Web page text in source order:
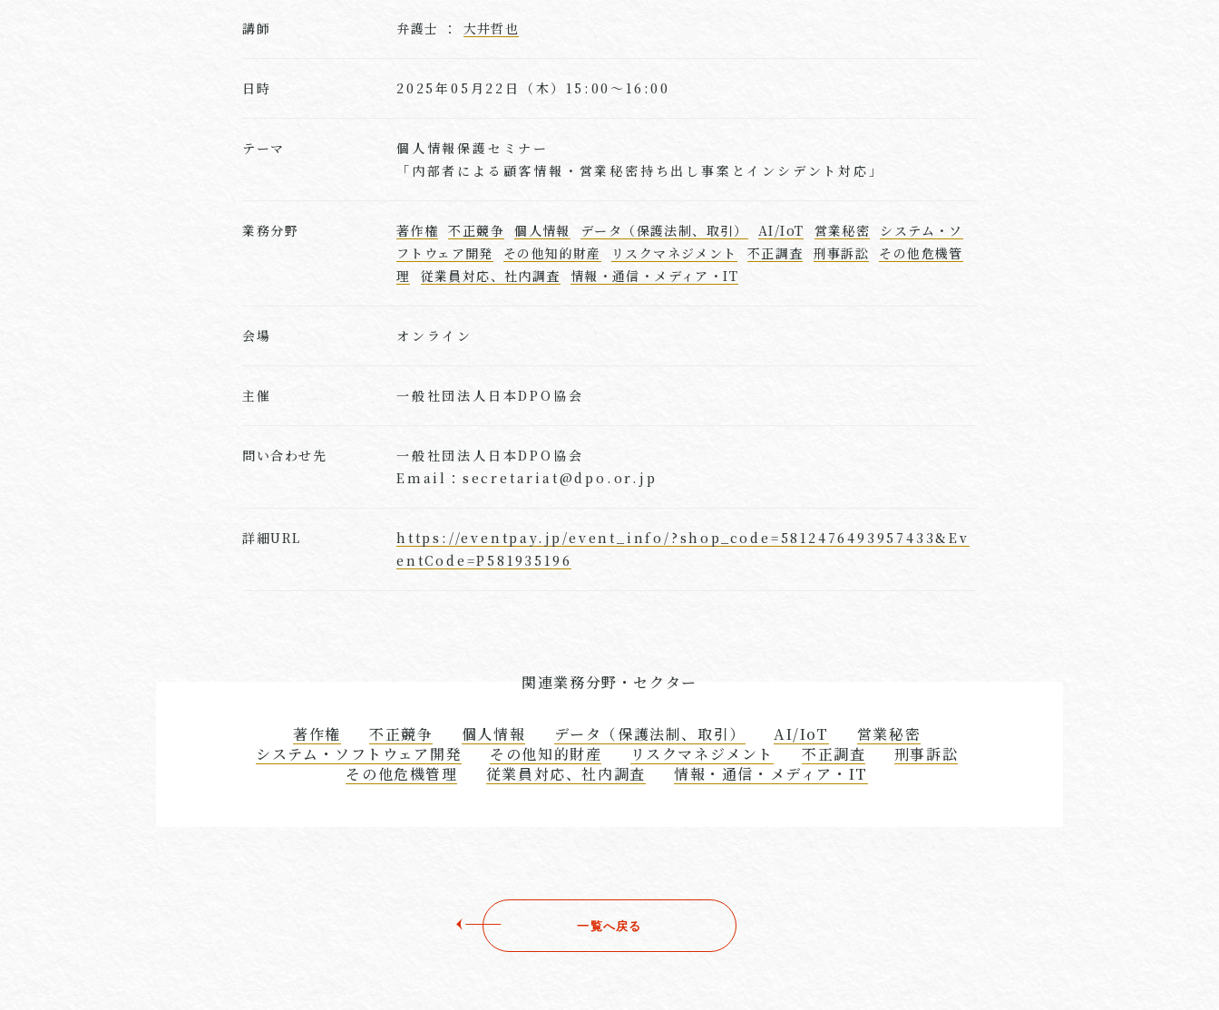
講師 弁護士 ： 大井哲也
日時 2025年05月22日（木）15:00～16:00
テーマ
個人情報保護セミナー
「内部者による顧客情報・営業秘密持ち出し事案とインシデント対応」
業務分野 著作権 不正競争 個人情報 データ（保護法制、取引） AI/IoT 営業秘密
システム・ソ
フトウェア開発
その他知的財産 リスクマネジメント 不正調査 刑事訴訟
その他危機管
理
従業員対応、社内調査 情報・通信・メディア・IT
会場 オンライン
主催 一般社団法人日本DPO協会
問い合わせ先
一般社団法人日本DPO協会
Email：secretariat@dpo.or.jp
詳細URL
https://eventpay.jp/event_info/?shop_code=5812476493957433&Ev
entCode=P581935196
関連業務分野・セクター
著作権 不正競争 個人情報 データ（保護法制、取引） AI/IoT
営業秘密
システム・ソフトウェア開発
その他知的財産 リスクマネジメント 不正調査
刑事訴訟
その他危機管理
従業員対応、社内調査 情報・通信・メディア・IT
一覧へ戻る